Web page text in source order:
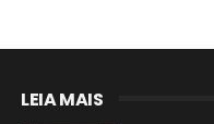
LEIA MAIS